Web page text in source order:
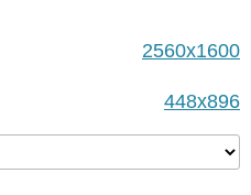
2560x1600
448x896